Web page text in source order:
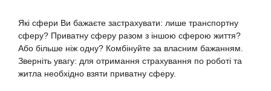
Які сфери Ви бажаєте застрахувати: лише транспортну
сферу? Приватну сферу разом з іншою сферою життя?
Або більше ніж одну? Комбінуйте за власним бажанням
Зверніть увагу: для отримання страхування по роботі та
житла необхідно взяти приватну сферу.